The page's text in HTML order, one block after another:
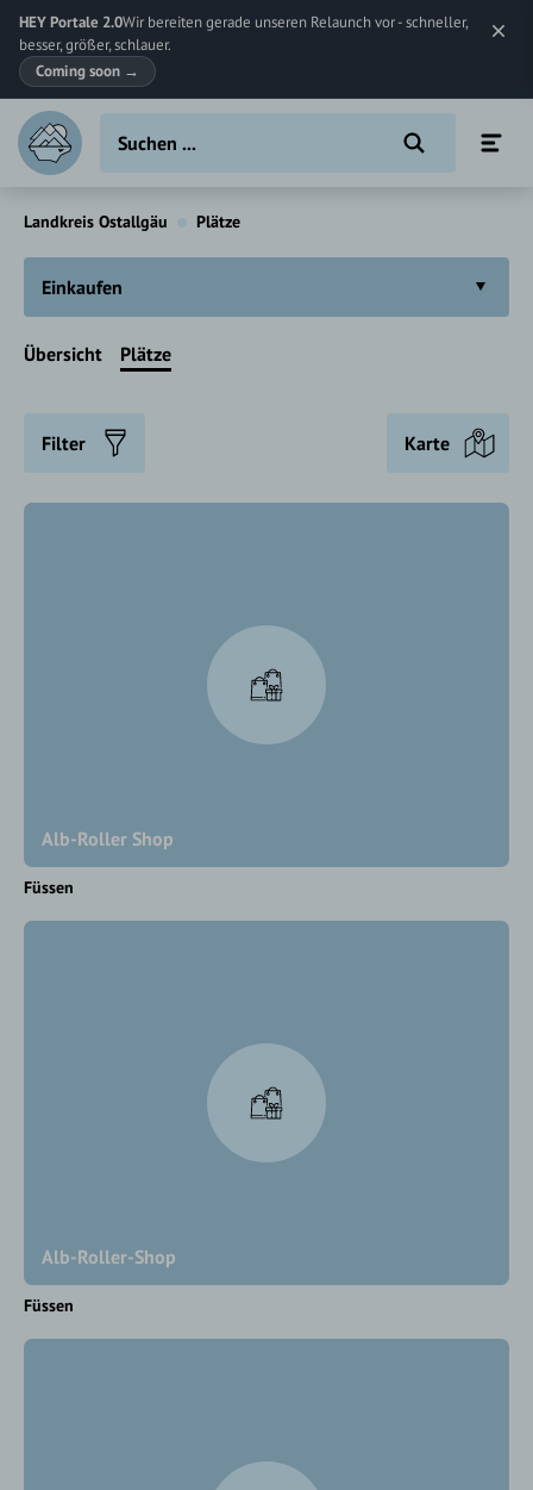
HEY Portale 2.0Wir bereiten gerade unseren Relaunch vor - schneller,
besser, größer, schlauer.
Coming soon →
Landkreis Ostallgäu Plätze
Einkaufen
Übersicht Plätze
Filter Karte
Alb-Roller Shop
Füssen
Alb-Roller-Shop
Füssen